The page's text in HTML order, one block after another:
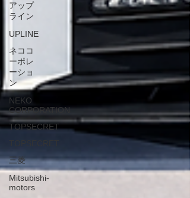
アップ
ライン
UPLINE
ネココ
ーポレ
ーショ
ン
NEKO
CORPORATION
TOPSECRET
三菱
Mitsubishi-
motors